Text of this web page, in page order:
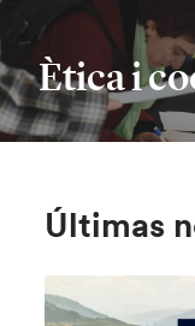
Ètica i
Últimas